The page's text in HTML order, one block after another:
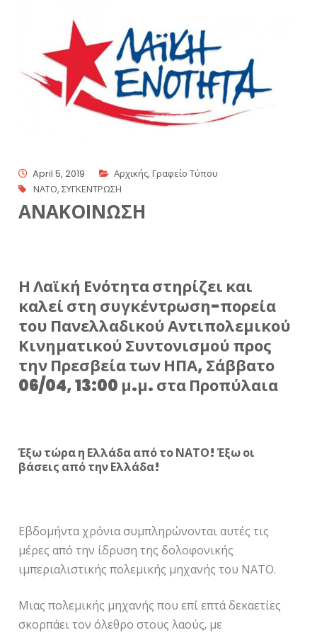
April 5, 2019 Αρχικής,Γραφείο Τύπου
ΝΑΤΟ,ΣΥΓΚΕΝΤΡΩΣΗ
ΑΝΑΚΟΙΝΩΣΗ
Η Λαϊκή Ενότητα στηρίζει και
καλεί στη συγκέντρωση-πορεία
του Πανελλαδικού Αντιπολεμικού
Κινηματικού Συντονισμούπρος
την Πρεσβεία των ΗΠΑ, Σάββατο
06/04, 13:00 μ.μ. στα Προπύλαια
Έξω τώρα η Ελλάδα από το ΝΑΤΟ! Έξω οι
βάσεις από την Ελλάδα!
Εβδομήντα χρόνια συμπληρώνονται αυτές τις
μέρες από την ίδρυση της δολοφονικής
ιμπεριαλιστικής πολεμικής μηχανής του ΝΑΤΟ.
Μιας πολεμικής μηχανής που επί επτά δεκαετίες
σκορπάει τον όλεθρο στους λαούς, με